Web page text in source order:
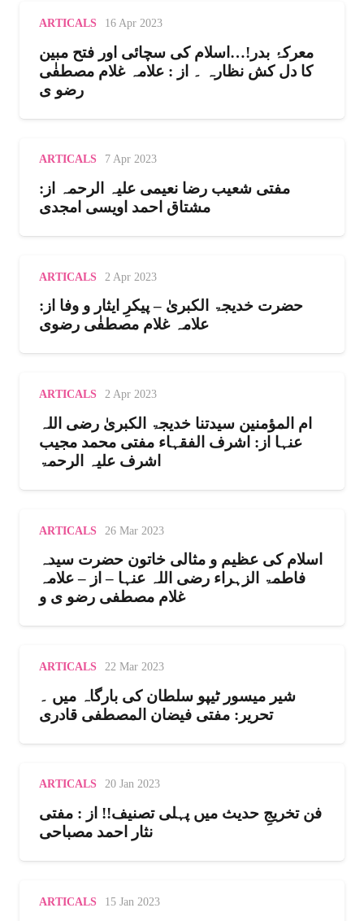
ARTICALS 16 Apr 2023
معرکۂ بدر!…اسلام کی سچائی اور فتح مبین
کا دل کش نظارہ ۔ از : علامہ غلام مصطفٰی
رضو ی
ARTICALS 7 Apr 2023
مفتی شعیب رضا نعیمی علیہ الرحمہ از:
مشتاق احمد اویسی امجدی
ARTICALS 2 Apr 2023
حضرت خدیجۃ الکبریٰ – پیکرِ ایثار و وفا از:
علامہ غلام مصطفٰی رضوی
ARTICALS 2 Apr 2023
ام المؤمنین سیدتنا خدیجۃ الکبریٰ رضی اللہ
عنہا از: اشرف الفقہاء مفتی محمد مجیب
اشرف علیہ الرحمۃ
ARTICALS 26 Mar 2023
اسلام کی عظیم و مثالی خاتون حضرت سیدہ
فاطمۃ الزہراء رضی اللہ عنہا – از – علامہ
غلام مصطفی رضو ی و
ARTICALS 22 Mar 2023
شیر میسور ٹیپو سلطان کی بارگاہ میں ۔
تحریر: مفتی فیضان المصطفی قادری
ARTICALS 20 Jan 2023
فن تخریجِ حدیث میں پہلی تصنیف!! از : مفتی
نثار احمد مصباحی
ARTICALS 15 Jan 2023